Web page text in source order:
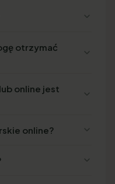
otrzymać
online jest
online?